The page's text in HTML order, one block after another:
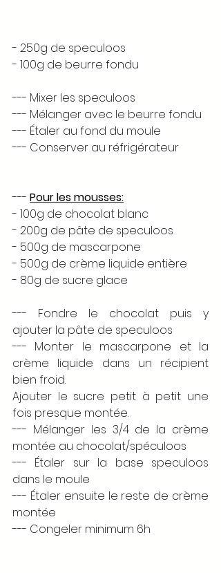
- 250g de speculoos
- 100g de beurre fondu
--- Mixer les speculoos
--- Mélanger avec le beurre fondu
--- Étaler au fond du moule
--- Conserver au réfrigérateur
--- Pour les mousses:
- 100g de chocolat blanc
- 200g de pâte de speculoos
- 500g de mascarpone
- 500g de crème liquide entière
- 80g de sucre glace
--- Fondre le chocolat puis y
ajouter la pâte de speculoos
--- Monter le mascarpone et la
crème liquide dans un récipient
bien froid.
Ajouter le sucre petit à petit une
fois presque montée.
--- Mélanger les 3/4 de la crème
montée au chocolat/spéculoos
--- Étaler sur la base speculoos
dans le moule
--- Étaler ensuite le reste de crème
montée
--- Congeler minimum 6h